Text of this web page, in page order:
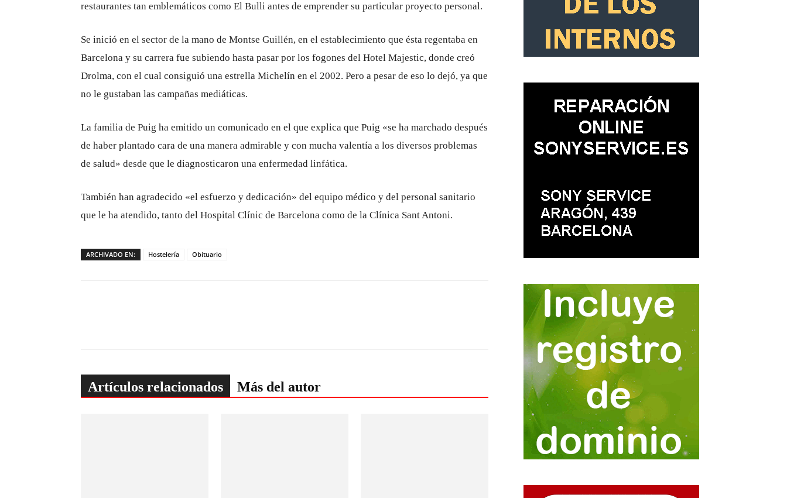
restaurantes tan emblemáticos como El Bulli antes de emprender su particular proyecto personal.
Se inició en el sector de la mano de Montse Guillén, en el establecimiento que ésta regentaba en
Barcelona y su carrera fue subiendo hasta pasar por los fogones del Hotel Majestic, donde creó
Drolma, con el cual consiguió una estrella Michelín en el 2002. Pero a pesar de eso lo dejó, ya que
no le gustaban las campañas mediáticas.
La familia de Puig ha emitido un comunicado en el que explica que Puig «se ha marchado después
de haber plantado cara de una manera admirable y con mucha valentía a los diversos problemas
de salud» desde que le diagnosticaron una enfermedad linfática.
También han agradecido «el esfuerzo y dedicación» del equipo médico y del personal sanitario
que le ha atendido, tanto del Hospital Clínic de Barcelona como de la Clínica Sant Antoni.
ARCHIVADO EN: Hostelería Obituario
Artículos relacionados Más del autor